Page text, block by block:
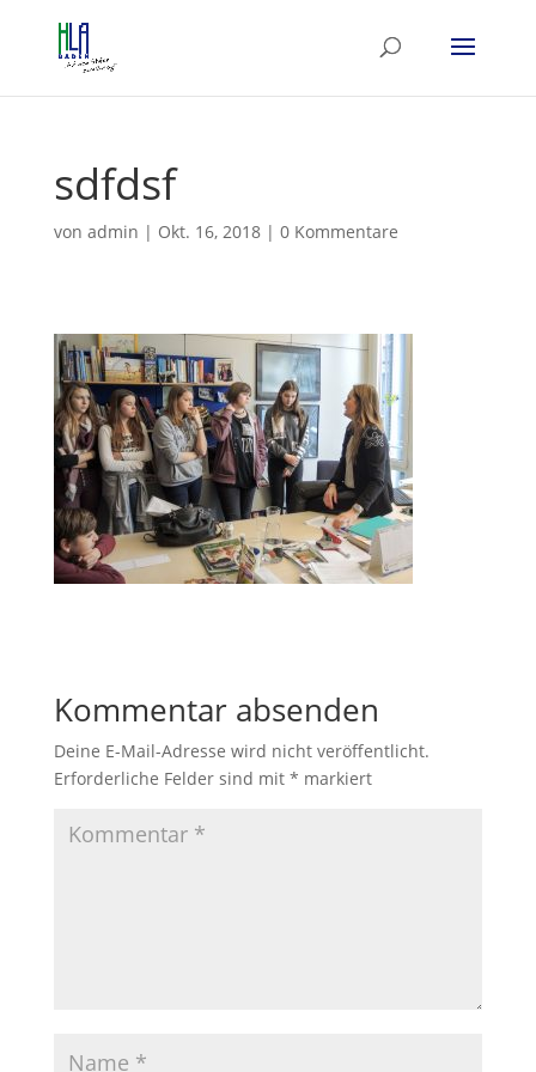
sdfdsf
von admin | Okt. 16, 2018| 0 Kommentare
Kommentar absenden
Deine E-Mail-Adresse wird nicht veröffentlicht.
Erforderliche Felder sind mit * markiert